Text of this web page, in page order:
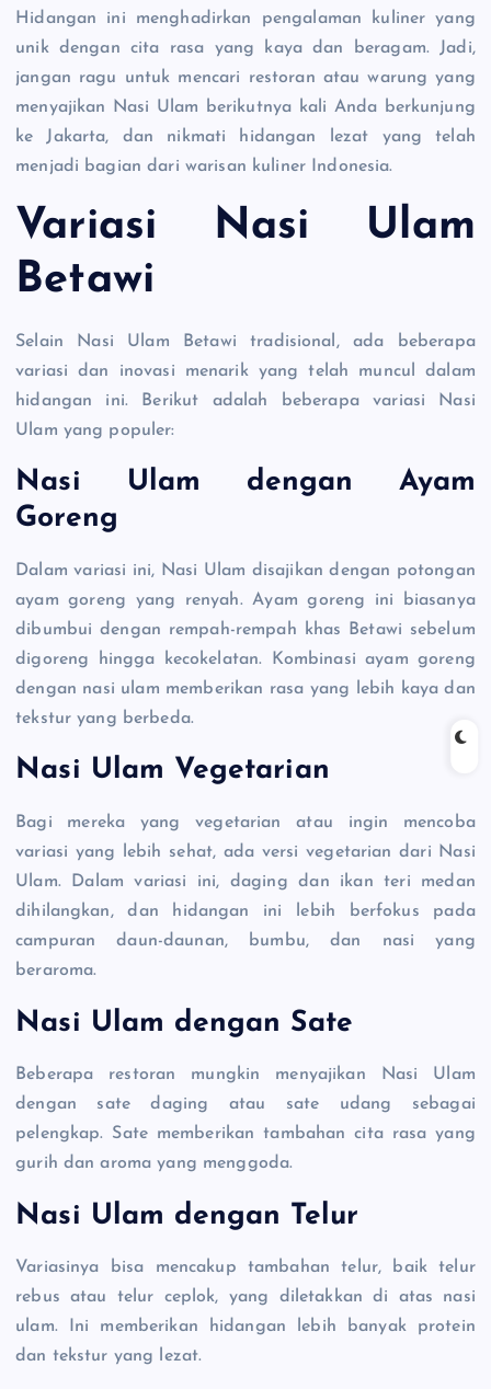
Hidangan ini menghadirkan pengalaman kuliner yang
unik dengan cita rasa yang kaya dan beragam. Jadi,
jangan ragu untuk mencari restoran atau warung yang
menyajikan Nasi Ulam berikutnya kali Anda berkunjung
ke Jakarta, dan nikmati hidangan lezat yang telah
menjadi bagian dari warisan kuliner Indonesia.
Variasi Nasi Ulam
Betawi
Selain Nasi Ulam Betawi tradisional, ada beberapa
variasi dan inovasi menarik yang telah muncul dalam
hidangan ini. Berikut adalah beberapa variasi Nasi
Ulam yang populer:
Nasi Ulam dengan Ayam
Goreng
Dalam variasi ini, Nasi Ulam disajikan dengan potongan
ayam goreng yang renyah. Ayam goreng ini biasanya
dibumbui dengan rempah-rempah khas Betawi sebelum
digoreng hingga kecokelatan. Kombinasi ayam goreng
dengan nasi ulam memberikan rasa yang lebih kaya dan
tekstur yang berbeda.
Nasi Ulam Vegetarian
Bagi mereka yang vegetarian atau ingin mencoba
variasi yang lebih sehat, ada versi vegetarian dari Nasi
Ulam. Dalam variasi ini, daging dan ikan teri medan
dihilangkan, dan hidangan ini lebih berfokus pada
campuran daun-daunan, bumbu, dan nasi yang
beraroma.
Nasi Ulam dengan Sate
Beberapa restoran mungkin menyajikan Nasi Ulam
dengan sate daging atau sate udang sebagai
pelengkap. Sate memberikan tambahan cita rasa yang
gurih dan aroma yang menggoda.
Nasi Ulam dengan Telur
Variasinya bisa mencakup tambahan telur, baik telur
rebus atau telur ceplok, yang diletakkan di atas nasi
ulam. Ini memberikan hidangan lebih banyak protein
dan tekstur yang lezat.